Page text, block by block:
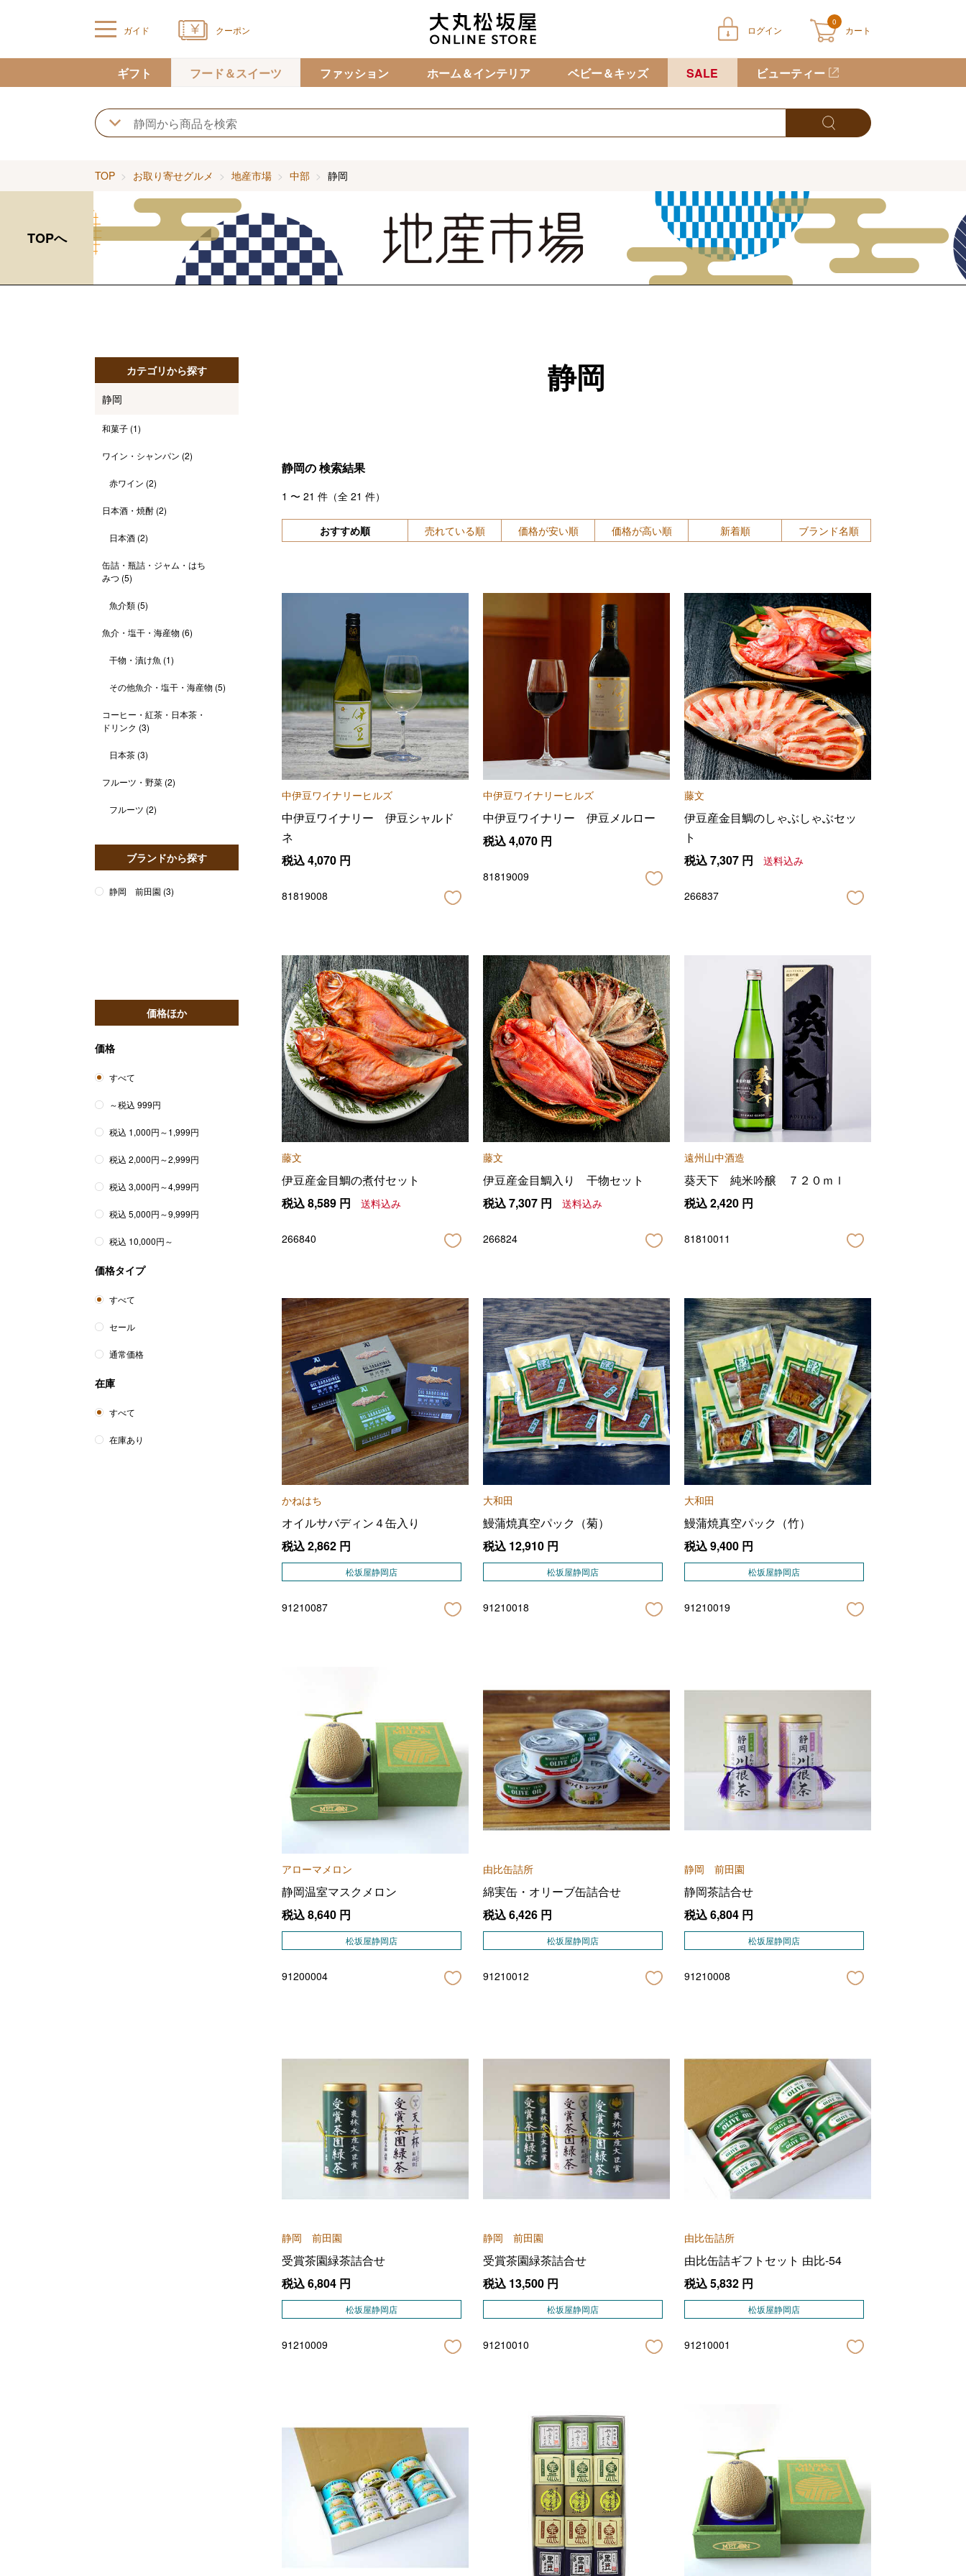
ガイド クーポン ログイン
0
カート
カートに商品が入っていません
ギフト フード＆スイーツ ファッション ホーム＆インテリア ベビー＆キッズ SALE ビューティー
TOP お取り寄せグルメ 地産市場 中部 静岡
TOPへ
静岡
静岡の検索結果
1 〜 21 件（全 21 件）
おすすめ順 売れている順 価格が安い順 価格が高い順 新着順 ブランド名順
中伊豆ワイナリーヒルズ
中伊豆ワイナリー 伊豆シャルド
ネ
税込4,070 円
81819008
中伊豆ワイナリーヒルズ
中伊豆ワイナリー 伊豆メルロー
税込4,070 円
81819009
藤文
伊豆産金目鯛のしゃぶしゃぶセッ
ト
税込7,307 円 送料込み
266837
藤文
伊豆産金目鯛の煮付セット
税込8,589 円 送料込み
266840
藤文
伊豆産金目鯛入り 干物セット
税込7,307 円 送料込み
266824
遠州山中酒造
葵天下 純米吟醸 ７２０ｍｌ
税込2,420 円
81810011
かねはち
オイルサバディン４缶入り
税込2,862 円
松坂屋静岡店
91210087
大和田
鰻蒲焼真空パック（菊）
税込 12,910 円
松坂屋静岡店
91210018
大和田
鰻蒲焼真空パック（竹）
税込9,400 円
松坂屋静岡店
91210019
アローマメロン
静岡温室マスクメロン
税込8,640 円
松坂屋静岡店
91200004
由比缶詰所
綿実缶・オリーブ缶詰合せ
税込6,426 円
松坂屋静岡店
91210012
静岡 前田園
静岡茶詰合せ
税込6,804 円
松坂屋静岡店
91210008
静岡 前田園
受賞茶園緑茶詰合せ
税込6,804 円
松坂屋静岡店
91210009
静岡 前田園
受賞茶園緑茶詰合せ
税込 13,500 円
松坂屋静岡店
91210010
由比缶詰所
由比缶詰ギフトセット 由比-54
税込5,832 円
松坂屋静岡店
91210001
カテゴリから探す
静岡
和菓子 (1)
ワイン・シャンパン (2)
赤ワイン (2)
日本酒・焼酎 (2)
日本酒 (2)
缶詰・瓶詰・ジャム・はち
みつ (5)
魚介類 (5)
魚介・塩干・海産物 (6)
干物・漬け魚 (1)
その他魚介・塩干・海産物 (5)
コーヒー・紅茶・日本茶・
ドリンク (3)
日本茶 (3)
フルーツ・野菜 (2)
フルーツ (2)
ブランドから探す
静岡 前田園 (3)
価格ほか
価格
すべて
～税込 999円
税込 1,000円～1,999円
税込 2,000円～2,999円
税込 3,000円～4,999円
税込 5,000円～9,999円
税込 10,000円～
価格タイプ
すべて
セール
通常価格
在庫
すべて
在庫あり